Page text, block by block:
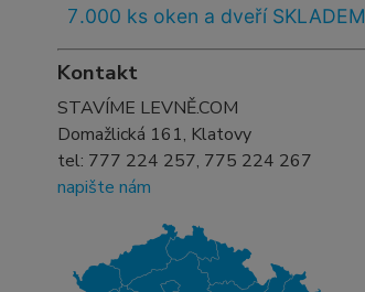
7.000 ks oken a dveří SKLADEM
Kontakt
STAVÍME LEVNĚ.COM
Domažlická 161, Klatovy
tel: 777 224 257, 775 224 267
napište nám